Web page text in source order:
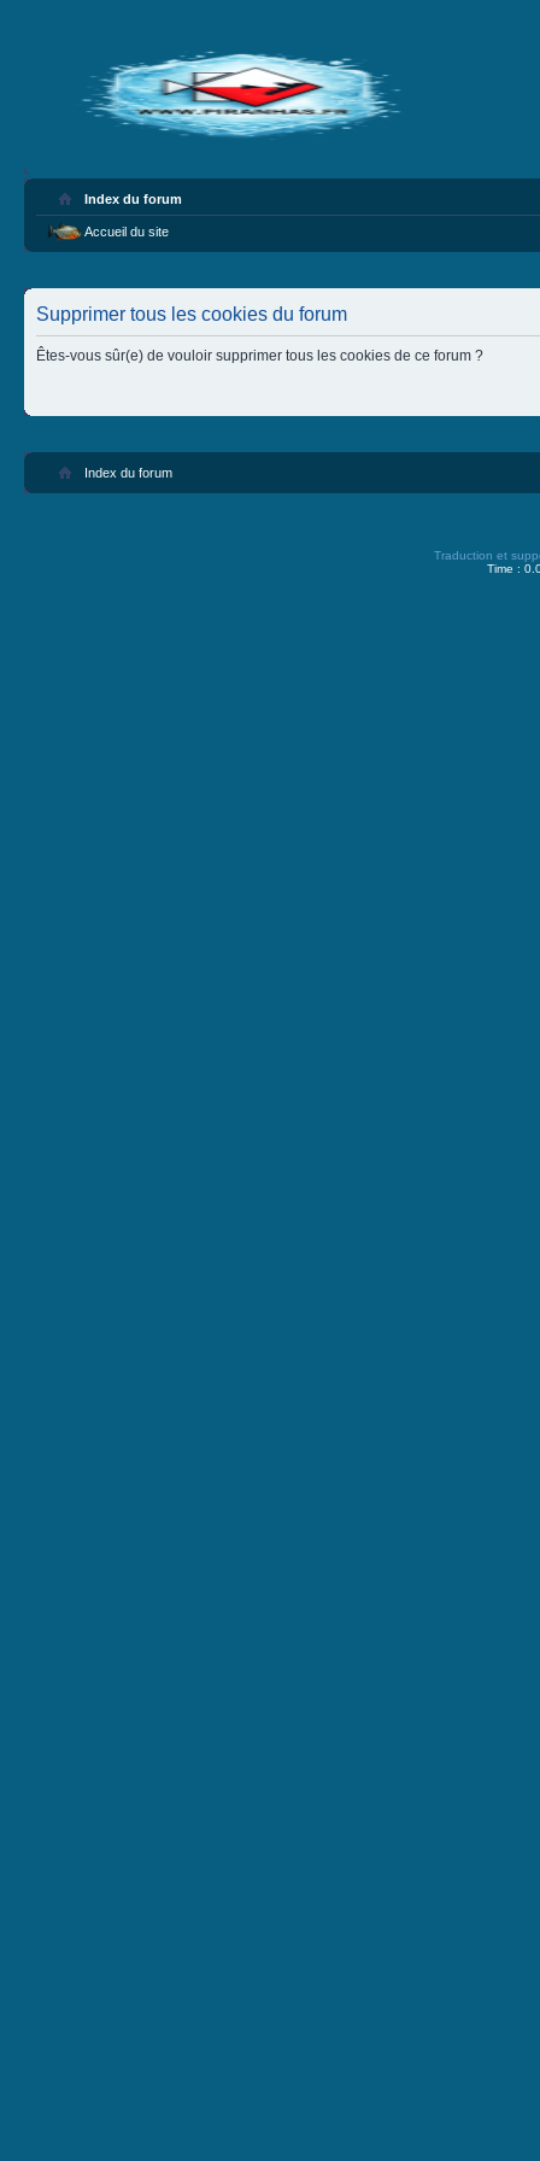
Index du forum
Accueil du site
Supprimer tous les cookies du forum
Êtes-vous sûr(e) de vouloir supprimer tous les cookies de ce forum ?
Index du forum
Traduction et
Time :